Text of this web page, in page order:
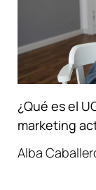
¿Qué es el
marketing
Alba